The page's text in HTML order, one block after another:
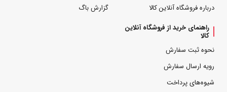
درباره فروشگاه آنلاین کالا
گزارش باگ
راهنمای خرید از فروشگاه آنلاین
کالا
نحوه ثبت سفارش
رویه ارسال سفارش
شیوه‌های پرداخت